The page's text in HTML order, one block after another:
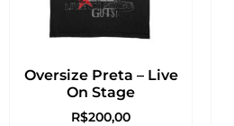
Oversize Preta – Live
On Stage
R$200,00